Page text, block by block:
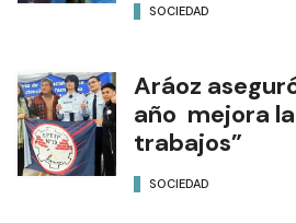
SOCIEDAD
Aráoz
año mejora
trabajos”
SOCIEDAD